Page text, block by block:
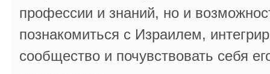
профессии и знаний, но и
познакомиться с Израилем,
сообщество и почувствовать себя